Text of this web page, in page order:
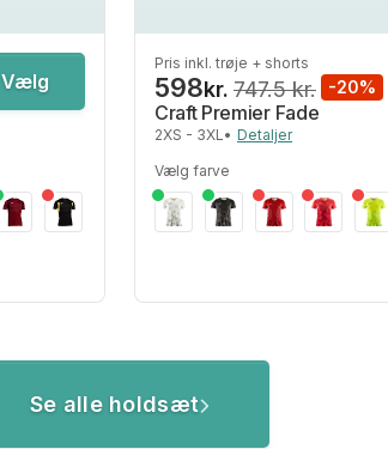
Vælg
Pris inkl. trøje + shorts
598kr. 747.5 kr. -20%
Craft Premier Fade
2XS - 3XL• Detaljer
Vælg farve
Se alle holdsæt